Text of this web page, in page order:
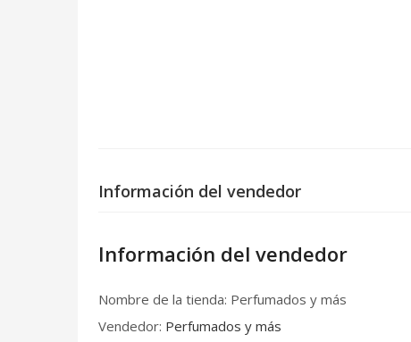
Información del vendedor
Información del vendedor
Nombre de la tienda: Perfumados y más
Vendedor: Perfumados y más